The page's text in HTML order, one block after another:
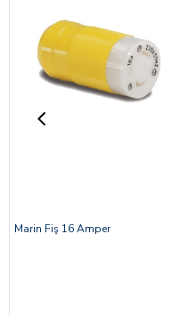
Marin Fiş 16 Amper